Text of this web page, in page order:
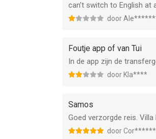
can’t switch to English at
door
Foutje app of van Tui
In de app zijn de
door Kla****
Samos
Goed verzorgde reis.
door